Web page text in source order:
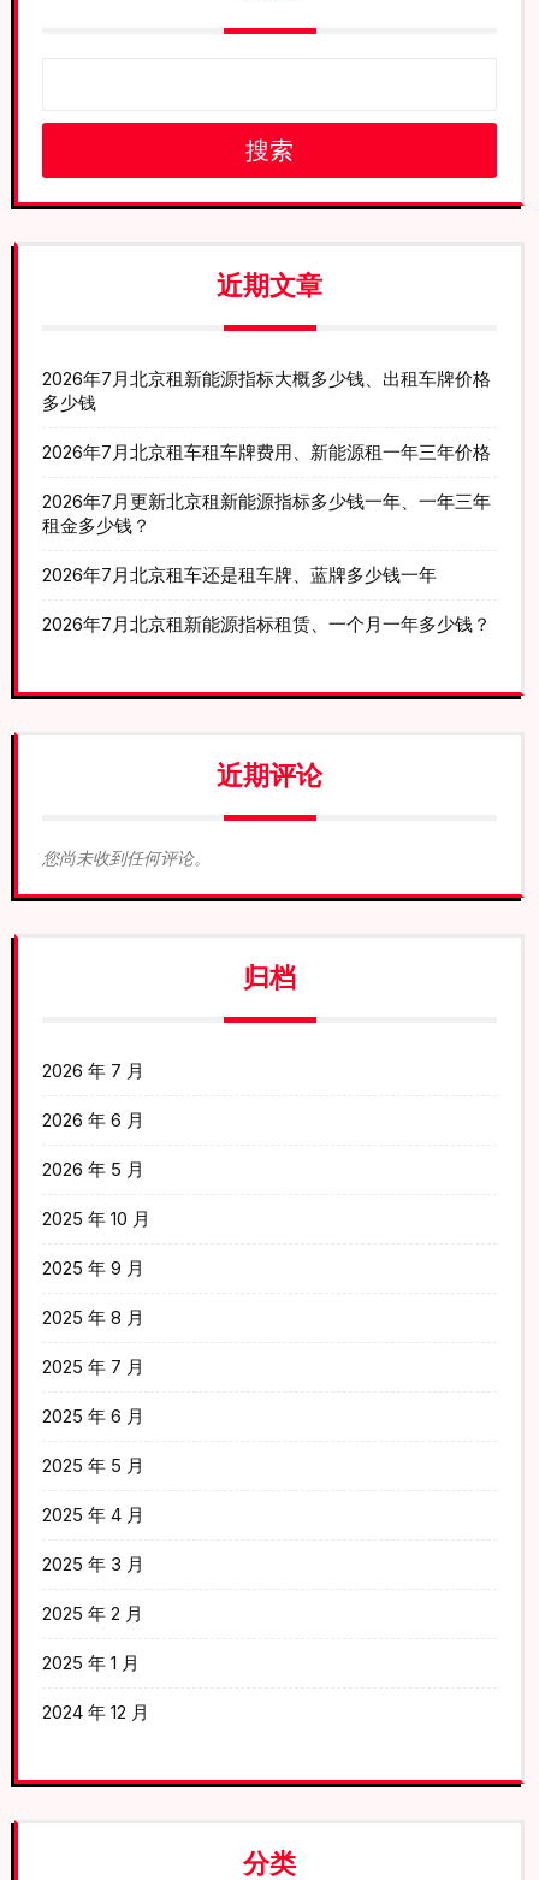
搜索
近期文章
2026年7月北京租新能源指标大概多少钱、出租车牌价格
多少钱
2026年7月北京租车租车牌费用、新能源租一年三年价格
2026年7月更新北京租新能源指标多少钱一年、一年三年
租金多少钱？
2026年7月北京租车还是租车牌、蓝牌多少钱一年
2026年7月北京租新能源指标租赁、一个月一年多少钱？
近期评论
您尚未收到任何评论。
归档
2026 年 7 月
2026 年 6 月
2026 年 5 月
2025 年 10 月
2025 年 9 月
2025 年 8 月
2025 年 7 月
2025 年 6 月
2025 年 5 月
2025 年 4 月
2025 年 3 月
2025 年 2 月
2025 年 1 月
2024 年 12 月
分类